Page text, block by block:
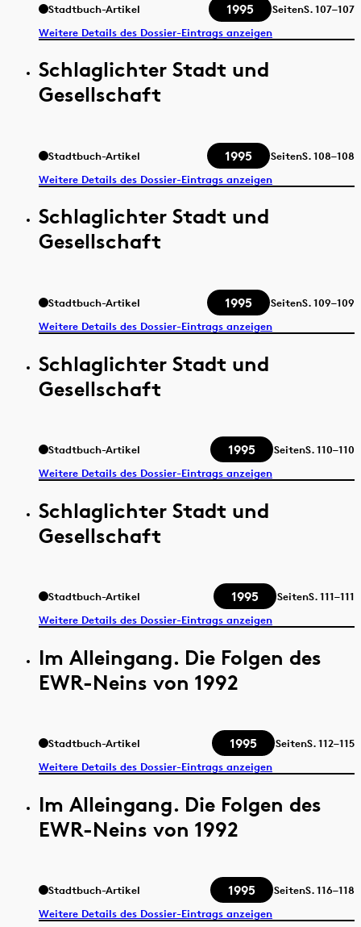
Stadtbuch-Artikel 1995 SeitenS.107–107
Weitere Details des Dossier-Eintrags anzeigen
Schlaglichter Stadt und
Gesellschaft
Stadtbuch-Artikel 1995 SeitenS.108–108
Weitere Details des Dossier-Eintrags anzeigen
Schlaglichter Stadt und
Gesellschaft
Stadtbuch-Artikel 1995 SeitenS.109–109
Weitere Details des Dossier-Eintrags anzeigen
Schlaglichter Stadt und
Gesellschaft
Stadtbuch-Artikel 1995 SeitenS.110–110
Weitere Details des Dossier-Eintrags anzeigen
Schlaglichter Stadt und
Gesellschaft
Stadtbuch-Artikel 1995 SeitenS.111–111
Weitere Details des Dossier-Eintrags anzeigen
Im Alleingang. Die Folgen des
EWR-Neins von 1992
Stadtbuch-Artikel 1995 SeitenS.112–115
Weitere Details des Dossier-Eintrags anzeigen
Im Alleingang. Die Folgen des
EWR-Neins von 1992
Stadtbuch-Artikel 1995 SeitenS.116–118
Weitere Details des Dossier-Eintrags anzeigen